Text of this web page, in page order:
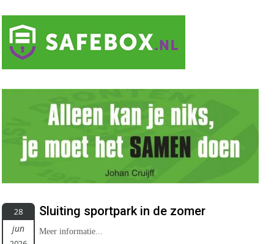
28
jun
Sluiting sportpark in de zomer
Meer informatie...